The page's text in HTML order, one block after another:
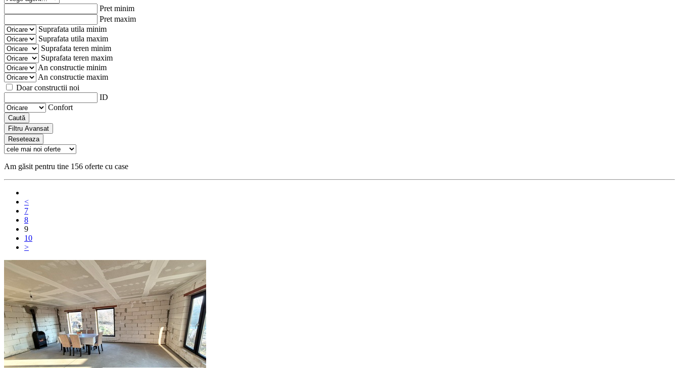
Pret minim
Pret maxim
Suprafata utila minim
Suprafata utila maxim
Suprafata teren minim
Suprafata teren maxim
An constructie minim
An constructie maxim
Doar constructii noi
ID
Confort
Caută
Filtru Avansat
Reseteaza
Am găsit pentru tine 156 oferte cu case
<
7
8
9
10
>